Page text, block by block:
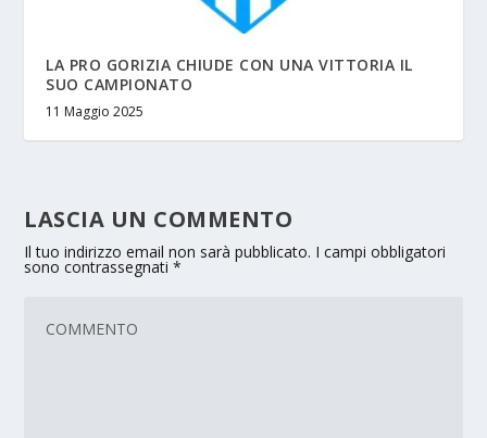
LA PRO GORIZIA CHIUDE CON UNA VITTORIA IL
SUO CAMPIONATO
11 Maggio 2025
LASCIA UN COMMENTO
Il tuo indirizzo email non sarà pubblicato. I campi obbligatori
sono contrassegnati*